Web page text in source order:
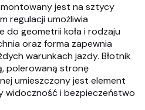
montowany jest na sztycy
regulacji umożliwia
do geometrii koła i rodzaju
oraz forma zapewnia
warunkach jazdy. Błotnik
polerowaną stronę
umieszczony jest element
widoczność i bezpieczeństwo